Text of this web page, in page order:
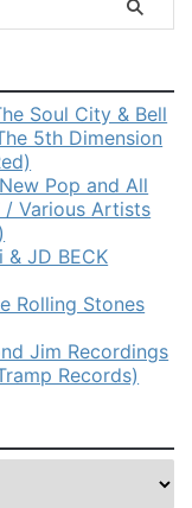
Soul City & Bell
5th Dimension
Pop and All
/ Various Artists
& JD BECK
Rolling Stones
Jim Recordings
Records)